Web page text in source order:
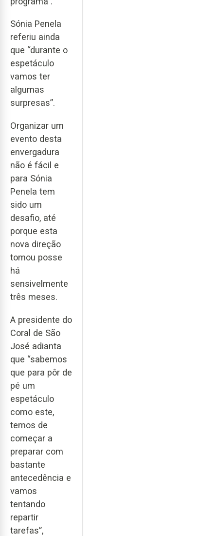
Sónia Penela
referiu ainda
que “durante o
espetáculo
vamos ter
algumas
surpresas”.
Organizar um
evento desta
envergadura
não é fácil e
para Sónia
Penela tem
sido um
desafio, até
porque esta
nova direção
tomou posse
há
sensivelmente
três meses.
A presidente do
Coral de São
José adianta
que “sabemos
que para pôr de
pé um
espetáculo
como este,
temos de
começar a
preparar com
bastante
antecedência e
vamos
tentando
repartir
tarefas”,